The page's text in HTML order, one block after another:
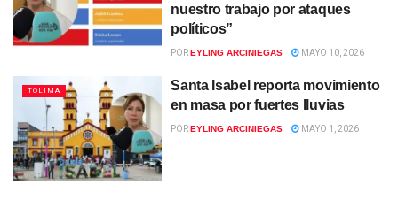
nuestro trabajo por ataques
políticos”
POREYLING ARCINIEGAS MAYO 10, 2026
TOLIMA
Santa Isabel reporta movimiento
en masa por fuertes lluvias
POREYLING ARCINIEGAS MAYO 1, 2026